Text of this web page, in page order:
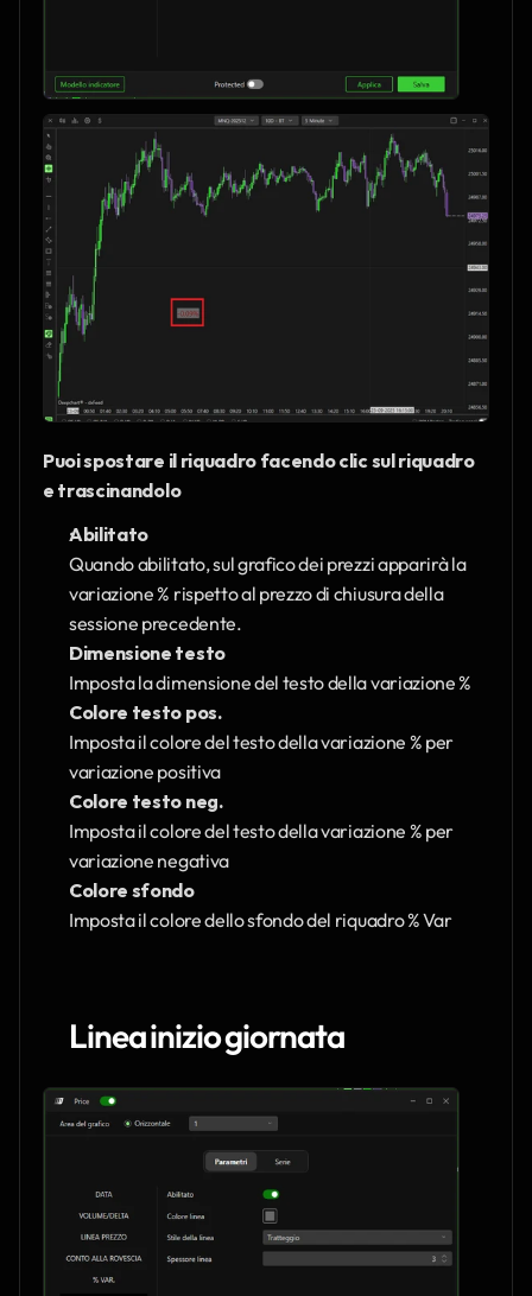
Puoi spostare il riquadro facendo clic sul riquadro
e trascinandolo
Abilitato
Quando abilitato, sul grafico dei prezzi apparirà la
variazione % rispetto al prezzo di chiusura della
sessione precedente.
Dimensione testo
Imposta la dimensione del testo della variazione %
Colore testo pos.
Imposta il colore del testo della variazione % per
variazione positiva
Colore testo neg.
Imposta il colore del testo della variazione % per
variazione negativa
Colore sfondo
Imposta il colore dello sfondo del riquadro % Var
Linea inizio giornata